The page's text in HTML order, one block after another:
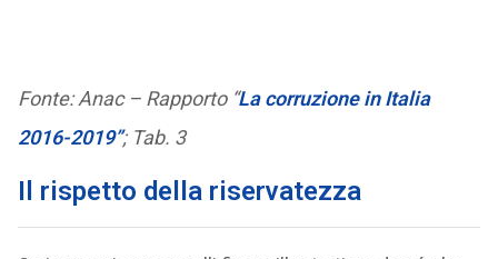
Fonte: Anac – Rapporto “La corruzione in Italia
2016-2019”; Tab. 3
Il rispetto della riservatezza